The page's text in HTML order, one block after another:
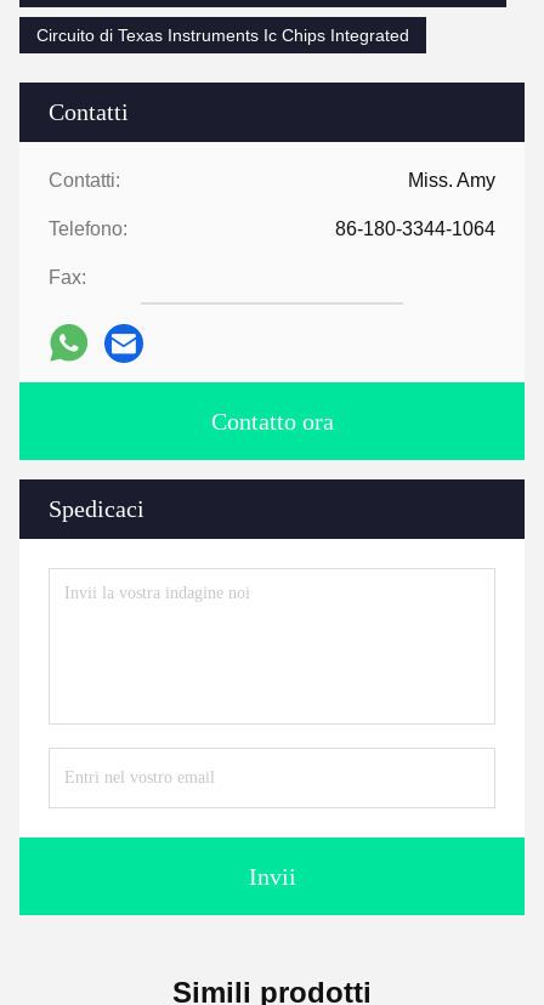
Contatti
Contatti: Miss. Amy
Telefono: 86-180-3344-1064
Fax:
Contatto ora
Spedicaci
Invii
Circuito di Texas Instruments Ic Chips Integrated
Simili prodotti